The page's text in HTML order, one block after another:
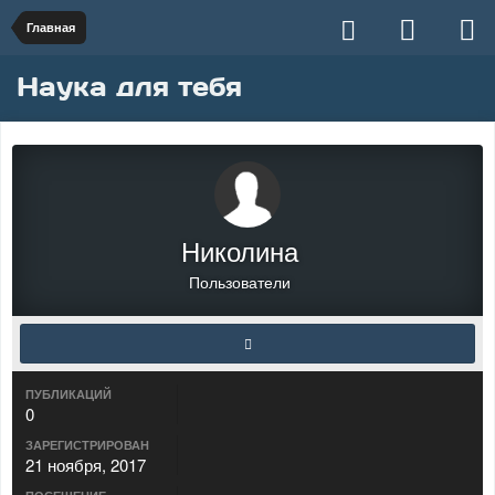
Главная
Наука для тебя
Николина
Пользователи
ПУБЛИКАЦИЙ
0
ЗАРЕГИСТРИРОВАН
21 ноября, 2017